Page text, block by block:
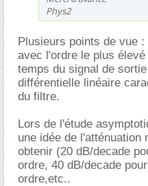
Phys2
Plusieurs points de vue
avec l'ordre le plus
temps du signal de
différentielle linéaire
du filtre.
Lors de l'étude
une idée de l'atténuation
obtenir (20 dB/decade
ordre, 40 dB/decade
ordre,etc..